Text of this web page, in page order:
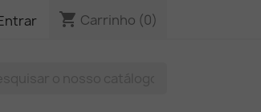
shopping_cart Carrinho (0)